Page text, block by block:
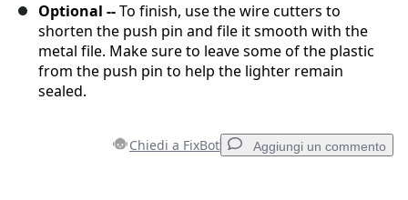
Optional --To finish, use the wire cutters to
shorten the push pin and file it smooth with the
metal file. Make sure to leave some of the plastic
from the push pin to help the lighter remain
sealed.
Chiedi a FixBot Aggiungi un commento